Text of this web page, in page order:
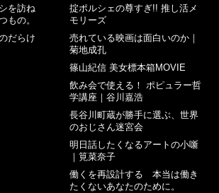
を訪ね
もの。
だらけ
掟ポルシェの尊すぎ!! 推し活メ
モリーズ
売れている映画は面白いのか｜
菊地成孔
篠山紀信 美女標本箱MOVIE
飲み会で使える！ ポピュラー哲
学講座｜谷川嘉浩
長谷川町蔵が勝手に選ぶ、世界
のおじさん迷宮会
明日話したくなるアートの小噺
｜筧菜奈子
働くを再設計する 本当は働き
たくないあなたのために。